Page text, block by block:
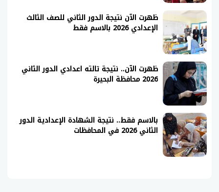
ظهرت الآن نتيجة الدور الثاني للصف الثالث
الإعدادي 2026 بالاسم فقط
ظهرت الآن.. نتيجة تالته اعدادي الدور الثاني
2026 محافظة البحيرة
بالاسم فقط.. نتيجة الشهادة الإعدادية الدور
الثاني 2026 في المحافظات